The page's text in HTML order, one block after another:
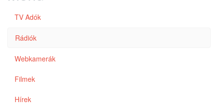
TV Adók
Rádiók
Webkamerák
Filmek
Hírek